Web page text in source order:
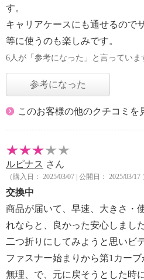
す。
キャリアケースにも通せるので
等に使うのも楽しみです。
6人が「参考になった」と言っていま
参考になった
このお客様の他のクチコミを
ルピナス さん
（購入日： 2025/03/07 | 公開日： 2025/03/17
交換中
商品が届いて、早速、大きさ・
れならと、良かった安心しまし
二つ折りにしてみようと思いビ
ファスナー始まりから第1カー
無理、で、元に戻そうとした時